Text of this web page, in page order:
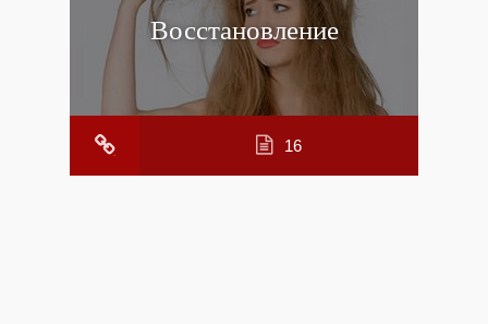
Восстановление
16